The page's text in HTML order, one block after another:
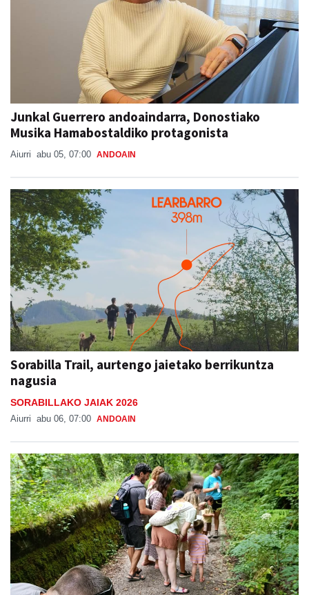
Junkal Guerrero andoaindarra, Donostiako
Musika Hamabostaldiko protagonista
Aiurri abu 05, 07:00 ANDOAIN
Sorabilla Trail, aurtengo jaietako berrikuntza
nagusia
SORABILLAKO JAIAK 2026
Aiurri abu 06, 07:00 ANDOAIN